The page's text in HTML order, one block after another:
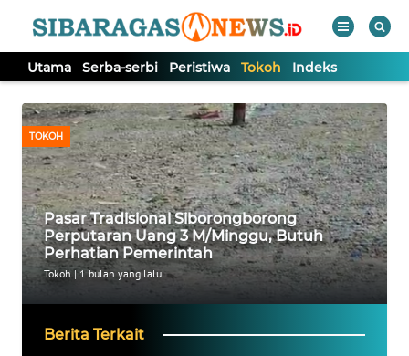
Utama Serba-serbi Peristiwa Tokoh Indeks
TOKOH
Pasar Tradisional Siborongborong
Perputaran Uang 3 M/Minggu, Butuh
Perhatian Pemerintah
Tokoh| 1 bulan yang lalu
Berita Terkait
TV
Tutup
UTAMA
SERBA-
SERBI